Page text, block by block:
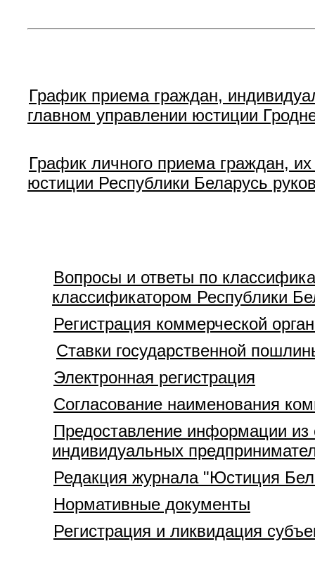
График приема граждан,
главном управлении юстиции
График личного приема граждан,
юстиции Республики Беларусь
Вопросы и ответы по
классификатором Республики
Регистрация коммерческой
Ставки государственной
Электронная регистрация
Согласование наименования
Предоставление информации из
индивидуальных
Редакция журнала "Юстиция
Нормативные документы
Регистрация и ликвидация